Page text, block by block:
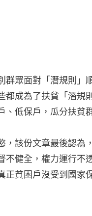
群眾面對「潛規則」
都成為了扶貧「潛規
、低保戶，瓜分扶貧
，該份文章最後認為
不健全，權力運行不
正貧困戶沒受到國家